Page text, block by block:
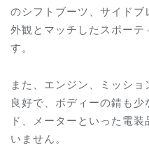
のシフトブーツ、サイドブ
外観とマッチしたスポー
す。
また、エンジン、ミッシ
良好で、ボディーの錆も
ド、メーターといった電
いません。